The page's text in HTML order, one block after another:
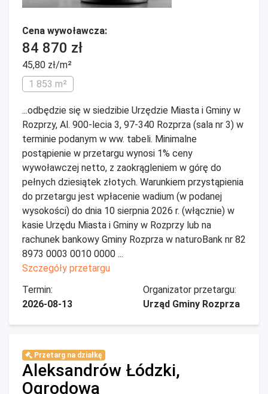
Cena wywoławcza:
84 870 zł
45,80 zł/m²
1 853 m²
...odbędzie się w siedzibie Urzędzie Miasta i Gminy w
Rozprzy, Al. 900-lecia 3, 97-340 Rozprza (sala nr 3) w
terminie podanym w ww. tabeli. Minimalne
postąpienie w przetargu wynosi 1% ceny
wywoławczej netto, z zaokrągleniem w górę do
pełnych dziesiątek złotych. Warunkiem przystąpienia
do przetargu jest wpłacenie wadium (w podanej
wysokości) do dnia 10 sierpnia 2026 r. (włącznie) w
kasie Urzędu Miasta i Gminy w Rozprzy lub na
rachunek bankowy Gminy Rozprza w naturoBank nr 82
8973 0003 0010 0000 ...
Szczegóły przetargu
Termin:
2026-08-13
Organizator przetargu:
Urząd Gminy Rozprza
Przetarg na działkę
Aleksandrów Łódzki,
Ogrodowa